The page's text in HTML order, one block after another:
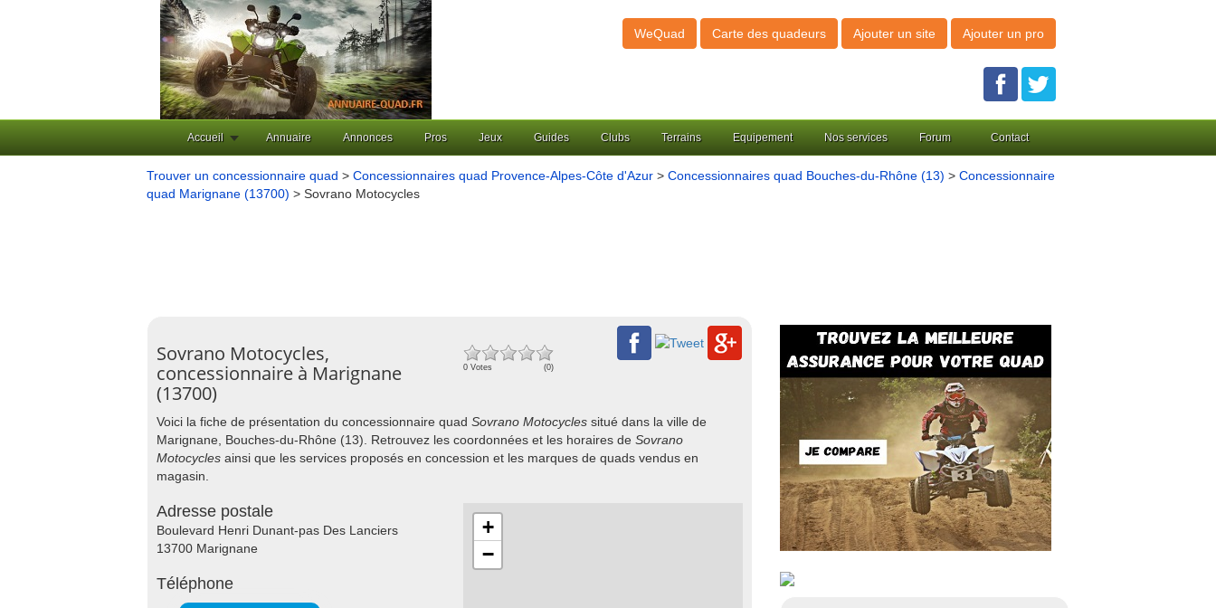
WeQuad Carte des quadeurs Ajouter un site Ajouter un pro
Accueil Annuaire Annonces Pros Jeux Guides Clubs Terrains Equipement Nos services Forum Contact
Trouver un concessionnaire quad > Concessionnaires quad Provence-Alpes-Côte d'Azur > Concessionnaires quad Bouches-du-Rhône (13) > Concessionnaire
quad Marignane (13700) > Sovrano Motocycles
Sovrano Motocycles,
concessionnaire à Marignane
(13700)
0 Votes (0)
Voici la fiche de présentation du concessionnaire quad Sovrano Motocycles situé dans la ville de
Marignane, Bouches-du-Rhône (13). Retrouvez les coordonnées et les horaires de Sovrano
Motocycles ainsi que les services proposés en concession et les marques de quads vendus en
magasin.
Adresse postale
Boulevard Henri Dunant-pas Des Lanciers
13700 Marignane
Téléphone
+
−